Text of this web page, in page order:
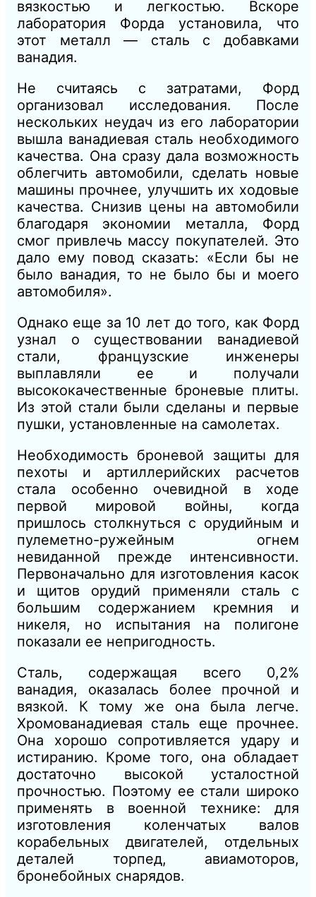
вязкостью и легкостью. Вскоре
лаборатория Форда установила, что
этот металл — сталь с добавками
ванадия.
Не считаясь с затратами, Форд
организовал исследования. После
нескольких неудач из его лаборатории
вышла ванадиевая сталь необходимого
качества. Она сразу дала возможность
облегчить автомобили, сделать новые
машины прочнее, улучшить их ходовые
качества. Снизив цены на автомобили
благодаря экономии металла, Форд
смог привлечь массу покупателей. Это
дало ему повод сказать: «Если бы не
было ванадия, то не было бы и моего
автомобиля».
Однако еще за 10 лет до того, как Форд
узнал о существовании ванадиевой
стали, французские инженеры
выплавляли ее и получали
высококачественные броневые плиты.
Из этой стали были сделаны и первые
пушки, установленные на самолетах.
Необходимость броневой защиты для
пехоты и артиллерийских расчетов
стала особенно очевидной в ходе
первой мировой войны, когда
пришлось столкнуться с орудийным и
пулеметно-ружейным огнем
невиданной прежде интенсивности.
Первоначально для изготовления касок
и щитов орудий применяли сталь с
большим содержанием кремния и
никеля, но испытания на полигоне
показали ее непригодность.
Сталь, содержащая всего 0,2%
ванадия, оказалась более прочной и
вязкой. К тому же она была легче.
Хромованадиевая сталь еще прочнее.
Она хорошо сопротивляется удару и
истиранию. Кроме того, она обладает
достаточно высокой усталостной
прочностью. Поэтому ее стали широко
применять в военной технике: для
изготовления коленчатых валов
корабельных двигателей, отдельных
деталей торпед, авиамоторов,
бронебойных снарядов.